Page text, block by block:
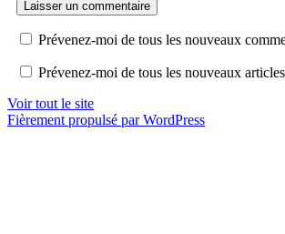
Prévenez-moi de tous les nouveaux
Prévenez-moi de tous les nouveaux
Voir tout le site
Fièrement propulsé par WordPress